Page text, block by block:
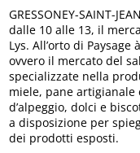
GRESSONEY-SAINT-
dalle 10 alle 13, il
Lys. All’orto di
ovvero il mercato del
specializzate nella
miele, pane
d’alpeggio, dolci e
a disposizione per
dei prodotti esposti.